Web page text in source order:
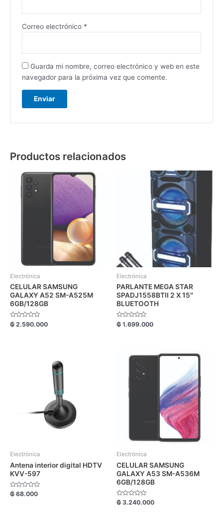
Correo electrónico *
Guarda mi nombre, correo electrónico y web en este
navegador para la próxima vez que comente.
Productos relacionados
Electrónica
CELULAR SAMSUNG
GALAXY A52 SM-A525M
6GB/128GB
Valorado
con
₲ 2.590.000
Electrónica
PARLANTE MEGA STAR
SPADJ1558BTII 2 X 15″
BLUETOOTH
Valorado
con
₲ 1.699.000
Electrónica
Antena interior digital HDTV
KVV-597
Valorado
con
₲ 68.000
Electrónica
CELULAR SAMSUNG
GALAXY A53 SM-A536M
6GB/128GB
Valorado
con
₲ 3.240.000